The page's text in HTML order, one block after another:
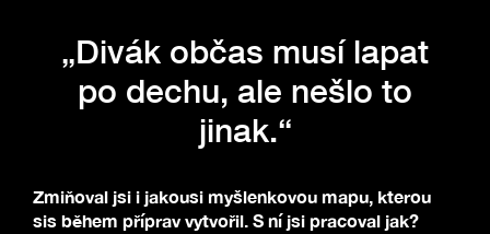
„Divák občas musí lapat
po dechu, ale nešlo to
jinak.“
Zmiňoval jsi i jakousi myšlenkovou mapu, kterou
sis během příprav vytvořil. S ní jsi pracoval jak?